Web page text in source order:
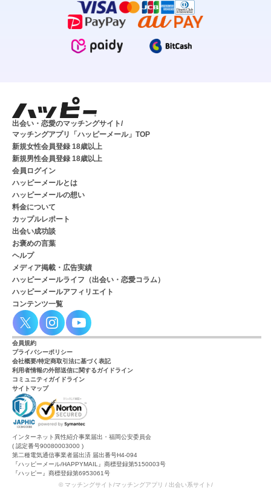
出会い・恋愛のマッチングサイト/
マッチングアプリ「ハッピーメール」TOP
新規女性会員登録 18歳以上
新規男性会員登録 18歳以上
会員ログイン
ハッピーメールとは
ハッピーメールの想い
料金について
カップルレポート
出会い成功談
お褒めの言葉
ヘルプ
メディア掲載・広告実績
ハッピーメールライフ（出会い・恋愛コラム）
ハッピーメールアフィリエイト
コンテンツ一覧
会員規約
プライバシーポリシー
会社概要/特定商取引法に基づく表記
利用者情報の外部送信に関するガイドライン
コミュニティガイドライン
サイトマップ
インターネット異性紹介事業届出・福岡公安委員会
( 認定番号90080003000 )
第二種電気通信事業者届出済 届出番号H4-094
『ハッピーメール/HAPPYMAIL』商標登録第5150003号
『ハッピー』商標登録第6953061号
© マッチングサイト/マッチングアプリ / 出会い系サイト/